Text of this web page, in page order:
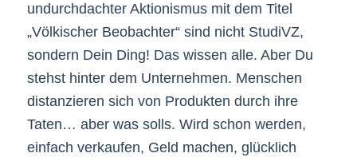
undurchdachter Aktionismus mit dem Titel
„Völkischer Beobachter“ sind nicht StudiVZ,
sondern Dein Ding! Das wissen alle. Aber Du
stehst hinter dem Unternehmen. Menschen
distanzieren sich von Produkten durch ihre
Taten… aber was solls. Wird schon werden,
einfach verkaufen, Geld machen, glücklich